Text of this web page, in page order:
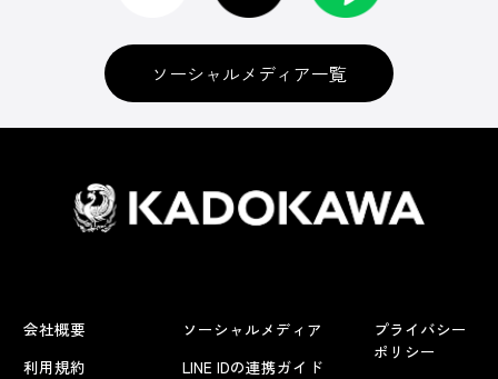
ソーシャルメディア一覧
会社概要
利用規約
ソーシャルメディア
LINE IDの連携ガイド
プライバシー
ポリシー